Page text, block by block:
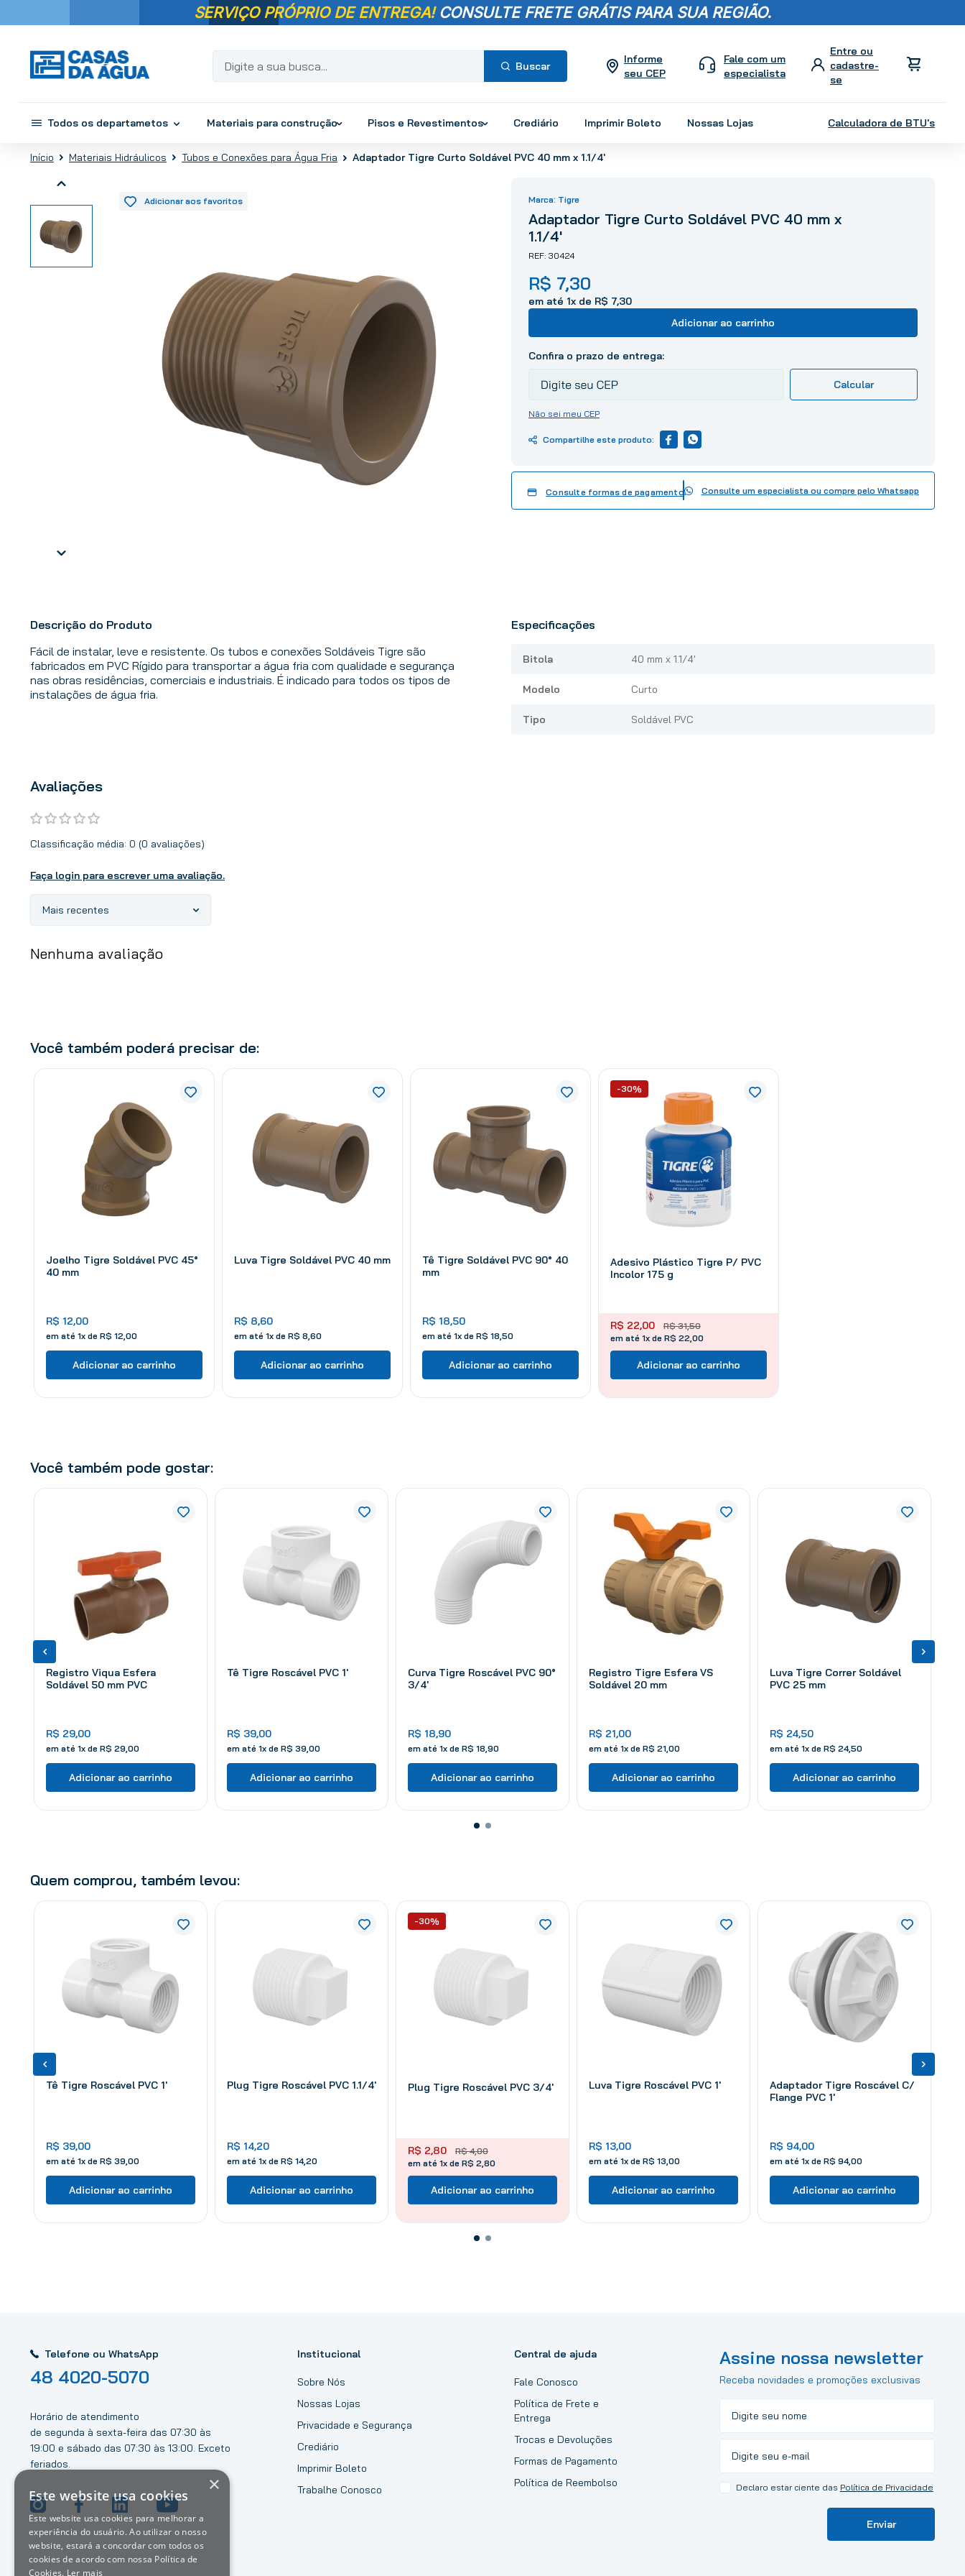
SERVIÇO PRÓPRIO DE ENTREGA! CONSULTE FRETE GRÁTIS PARA SUA REGIÃO.
Digite a sua busca...
Informe
seu CEP
Fale com um
especialista
Todos os departametos Materiais para construção Pisos e Revestimentos Crediário Imprimir Boleto Nossas Lojas Calculadora de BTU's
Materiais Hidráulicos Tubos e Conexões para Água Fria Adaptador Tigre Curto Soldável PVC 40 mm x 1.1/4'
Tigre
Adaptador Tigre Curto Soldável PVC 40 mm x
1.1/4'
30424
R$ 7,30
em até 1x de R$ 7,30
Adicionar ao carrinho
Não sei meu CEP
Consulte formas de pagamento Consulte um especialista ou compre pelo Whatsapp
Descrição do Produto
Fácil de instalar, leve e resistente. Os tubos e conexões Soldáveis Tigre são
fabricados em PVC Rígido para transportar a água fria com qualidade e segurança
nas obras residências, comerciais e industriais. É indicado para todos os tipos de
instalações de água fria.
Especificações
Bitola 40 mm x 1.1/4'
Modelo Curto
Tipo Soldável PVC
Avaliações
Classificação média: 0 (0 avaliações)
Faça login para escrever uma avaliação.
Mais recentes
Nenhuma avaliação
Você também poderá precisar de:
Joelho Tigre Soldável PVC 45°
40 mm
R$ 12,00
em até 1x de R$ 12 00
Adicionar ao carrinho
Luva Tigre Soldável PVC 40 mm
R$ 8,60
em até 1x de R$ 8 60
Adicionar ao carrinho
Tê Tigre Soldável PVC 90° 40
mm
R$ 18,50
em até 1x de R$ 18 50
Adicionar ao carrinho
Adesivo Plástico Tigre P/ PVC
Incolor 175 g
R$ 31,50
R$ 22,00
em até 1x de R$ 22,00
-30%
Adicionar ao carrinho
Você também pode gostar:
Registro Viqua Esfera
Soldável 50 mm PVC
R$ 29,00
em até 1x de R$ 29 00
Adicionar ao carrinho
Tê Tigre Roscável PVC 1'
R$ 39,00
em até 1x de R$ 39 00
Adicionar ao carrinho
Curva Tigre Roscável PVC 90°
3/4'
R$ 18,90
em até 1x de R$ 18 90
Adicionar ao carrinho
Registro Tigre Esfera VS
Soldável 20 mm
R$ 21,00
em até 1x de R$ 21 00
Adicionar ao carrinho
Luva Tigre Correr Soldável
PVC 25 mm
R$ 24,50
em até 1x de R$ 24,50
Adicionar ao carrinho
Quem comprou, também levou:
Tê Tigre Roscável PVC 1'
R$ 39,00
em até 1x de R$ 39 00
Adicionar ao carrinho
Plug Tigre Roscável PVC 1.1/4'
R$ 14,20
em até 1x de R$ 14,20
Adicionar ao carrinho
Plug Tigre Roscável PVC 3/4'
R$ 4,00
R$ 2,80
em até 1x de R$ 2,80
-30%
Adicionar ao carrinho
Luva Tigre Roscável PVC 1'
R$ 13,00
em até 1x de R$ 13 00
Adicionar ao carrinho
Adaptador Tigre Roscável C/
Flange PVC 1'
R$ 94,00
em até 1x de R$ 94,00
Adicionar ao carrinho
Telefone ou WhatsApp
48 4020-5070
Horário de atendimento
de segunda à sexta-feira das 07:30 às
19:00 e sábado das 07:30 às 13:00. Exceto
feriados.
Institucional
Sobre Nós
Nossas Lojas
Privacidade e Segurança
Crediário
Imprimir Boleto
Trabalhe Conosco
Central de ajuda
Fale Conosco
Política de Frete e
Entrega
Trocas e Devoluções
Formas de Pagamento
Política de Reembolso
Assine nossa newsletter
Receba novidades e promoções exclusivas
Declaro estar ciente das Política de Privacidade
Enviar
×
Este website usa cookies
Este website usa cookies para melhorar a
experiência do usuário. Ao utilizar o nosso
website, estará a concordar com todos os
cookies de acordo com nossa Política de
Cookies. Ler mais
Termos mais
2º
porcelanato
revestimento
vaso sanitário